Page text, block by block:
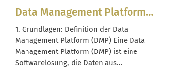
Daten in welcher Qualität bereitstellt, wer sie
verändern darf und wie sie beispielsweise für
Reporting, KI-Modelle oder E-Commerce-
Systeme zur Verfügung stehen. Im...
Data Management Platform
(DMP)
1. Grundlagen: Definition der Data
Management Platform (DMP) Eine Data
Management Platform (DMP) ist eine
Softwarelösung, die Daten aus